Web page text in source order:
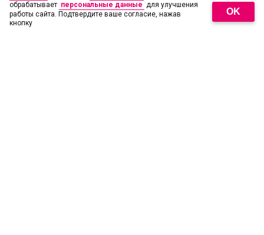
обрабатывает персональные данные для улучшения
работы сайта. Подтвердите ваше согласие, нажав
кнопку
OK